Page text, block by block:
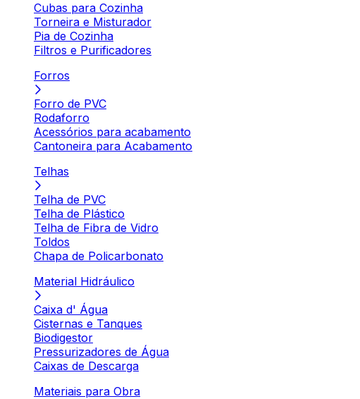
Cubas para Cozinha
Torneira e Misturador
Pia de Cozinha
Filtros e Purificadores
Forros
Forro de PVC
Rodaforro
Acessórios para acabamento
Cantoneira para Acabamento
Telhas
Telha de PVC
Telha de Plástico
Telha de Fibra de Vidro
Toldos
Chapa de Policarbonato
Material Hidráulico
Caixa d' Água
Cisternas e Tanques
Biodigestor
Pressurizadores de Água
Caixas de Descarga
Materiais para Obra